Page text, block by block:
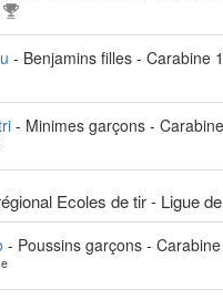
- Benjamins filles - Carabine
- Minimes garçons -
Ecoles de tir - Ligue
- Poussins garçons -